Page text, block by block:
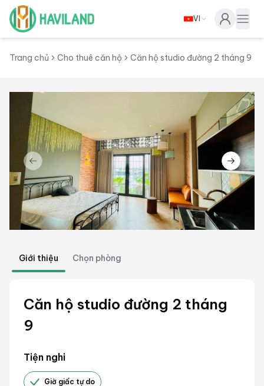
Haviland
VI
Trang chủ Cho thuê căn hộ Căn hộ studio đường 2 tháng 9
Previous slide Next
Giới thiệu Chọn phòng
Căn hộ studio đường 2 tháng
9
Tiện nghi
Giờ giấc tự do